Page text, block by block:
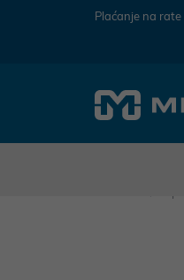
Plaćanje na rate